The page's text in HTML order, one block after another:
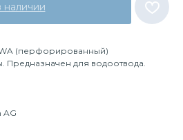
наличии
(перфорированный)
Предназначен для водоотвода.
AG